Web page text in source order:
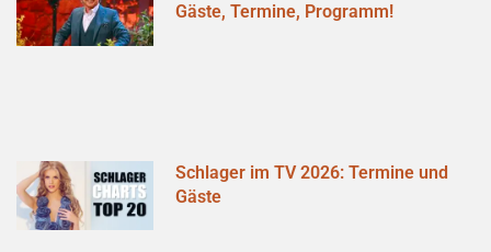
Gäste, Termine, Programm!
Schlager im TV 2026: Termine und
Gäste